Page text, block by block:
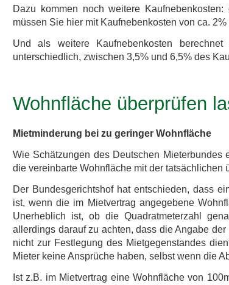
Dazu kommen noch weitere
müssen Sie hier mit Kaufnebenkosten von ca.
Und als weitere Kaufnebenkosten
unterschiedlich, zwischen 3,5% und 6,5% des
Wohnfläche überprüfen
Mietminderung bei zu geringer Wohnfläche
Wie Schätzungen des Deutschen Mieterbundes
die vereinbarte Wohnfläche mit der tatsächlichen
Der Bundesgerichtshof hat entschieden, dass
ist, wenn die im Mietvertrag angegebene
Unerheblich ist, ob die Quadratmeterzahl
allerdings darauf zu achten, dass die Angabe
nicht zur Festlegung des Mietgegenstandes
Mieter keine Ansprüche haben, selbst wenn die
Ist z.B. im Mietvertrag eine Wohnfläche von